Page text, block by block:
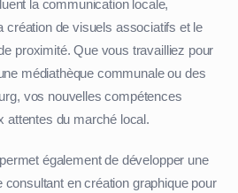
la communication locale,
création de visuels associatifs et le
proximité. Que vous travailliez pour
médiathèque communale ou des
vos nouvelles compétences
attentes du marché local.
également de développer une
en création graphique pour